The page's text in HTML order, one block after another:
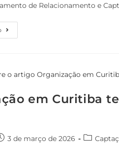
de Relacionamento e
em Curitiba
3 de março de 2026